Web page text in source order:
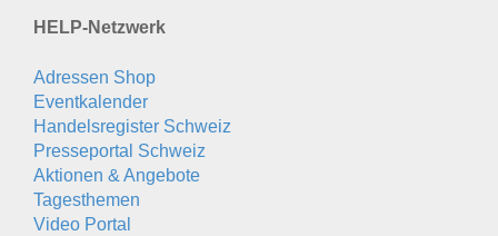
HELP-Netzwerk
Adressen Shop
Eventkalender
Handelsregister Schweiz
Presseportal Schweiz
Aktionen & Angebote
Tagesthemen
Video Portal